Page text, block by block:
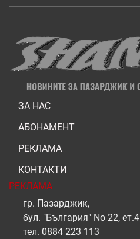
ЗА НАС
АБОНАМЕНТ
РЕКЛАМА
КОНТАКТИ
РЕКЛАМА
гр. Пазарджик,
бул. "България" No 22, ет.4
тел. 0884 223 113